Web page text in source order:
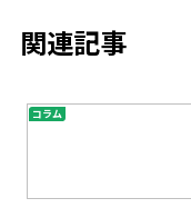
関連記事
コラム